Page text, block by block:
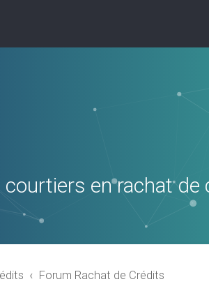
en rachat de
Forum Rachat de Crédits